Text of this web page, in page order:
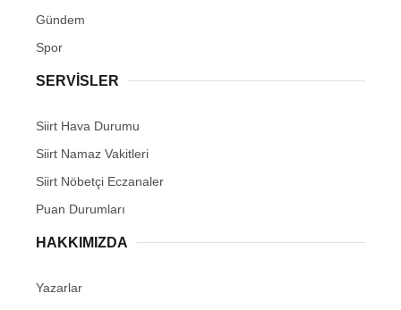
Gündem
Spor
SERVİSLER
Siirt Hava Durumu
Siirt Namaz Vakitleri
Siirt Nöbetçi Eczanaler
Puan Durumları
HAKKIMIZDA
Yazarlar